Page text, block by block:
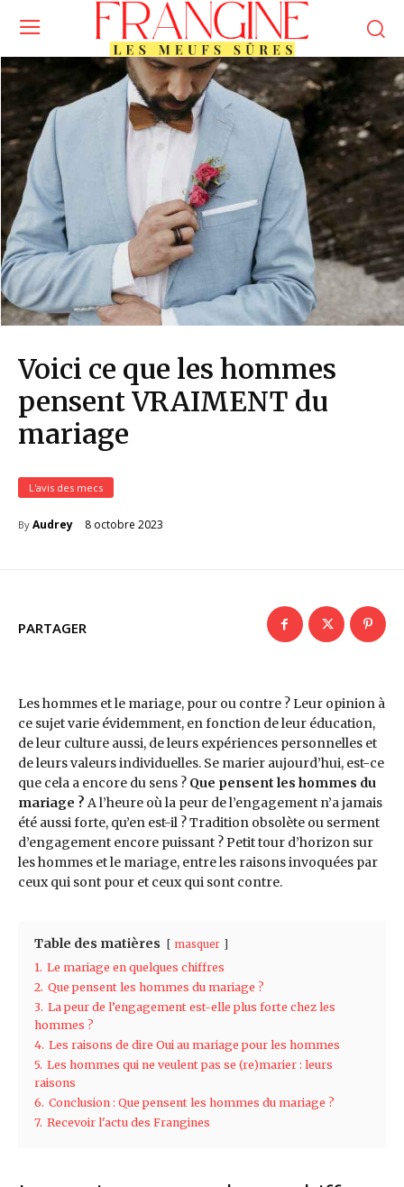
Voici ce que les hommes
pensent VRAIMENT du
mariage
L'avis des mecs
By Audrey 8 octobre 2023
PARTAGER
Les hommes et le mariage, pour ou contre ? Leur opinion à
ce sujet varie évidemment, en fonction de leur éducation,
de leur culture aussi, de leurs expériences personnelles et
de leurs valeurs individuelles. Se marier aujourd’hui, est-ce
que cela a encore du sens ? Que pensent les hommes du
mariage ? A l’heure où la peur de l’engagement n’a jamais
été aussi forte, qu’en est-il ? Tradition obsolète ou serment
d’engagement encore puissant ? Petit tour d’horizon sur
les hommes et le mariage, entre les raisons invoquées par
ceux qui sont pour et ceux qui sont contre.
Table des matières masquer
1. Le mariage en quelques chiffres
2. Que pensent les hommes du mariage ?
3. La peur de l’engagement est-elle plus forte chez les
hommes ?
4. Les raisons de dire Oui au mariage pour les hommes
5. Les hommes qui ne veulent pas se (re)marier : leurs
raisons
6. Conclusion : Que pensent les hommes du mariage ?
7. Recevoir l'actu des Frangines